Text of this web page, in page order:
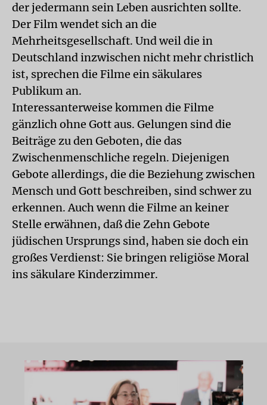
der jedermann sein Leben ausrichten sollte.
Der Film wendet sich an die
Mehrheitsgesellschaft. Und weil die in
Deutschland inzwischen nicht mehr christlich
ist, sprechen die Filme ein säkulares
Publikum an.
Interessanterweise kommen die Filme
gänzlich ohne Gott aus. Gelungen sind die
Beiträge zu den Geboten, die das
Zwischenmenschliche regeln. Diejenigen
Gebote allerdings, die die Beziehung zwischen
Mensch und Gott beschreiben, sind schwer zu
erkennen. Auch wenn die Filme an keiner
Stelle erwähnen, daß die Zehn Gebote
jüdischen Ursprungs sind, haben sie doch ein
großes Verdienst: Sie bringen religiöse Moral
ins säkulare Kinderzimmer.